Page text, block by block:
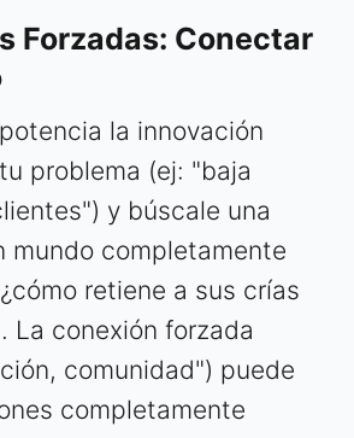
Forzadas: Conectar
la innovación
problema (ej: "baja
y búscale una
mundo completamente
retiene a sus crías
La conexión forzada
comunidad") puede
completamente